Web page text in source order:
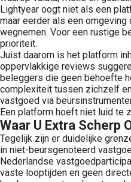
Lightyear oogt niet als een
maar eerder als een
wegnemen. Voor een rustige
prioriteit.
Juist daarom is het platform
oppervlakkige reviews
beleggers die geen behoefte
complexiteit tussen zichzelf
vastgoed via
Een platform hoeft niet luid te
Waar U Extra Scherp
Tegelijk zijn er duidelijke
in niet-beursgenoteerd
Nederlandse
vaste looptijden en geen